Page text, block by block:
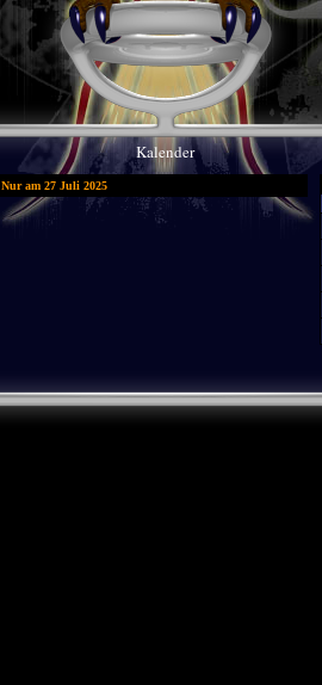
Kalender
Nur am 27 Juli 2025